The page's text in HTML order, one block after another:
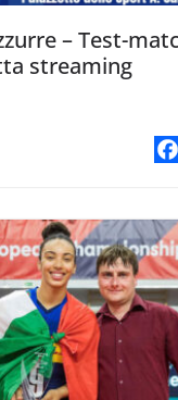
– Test-
streaming